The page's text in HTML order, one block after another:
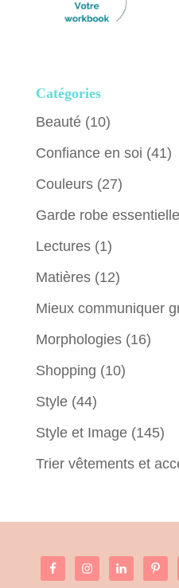
Catégories
Beauté(10)
Confiance en soi (41)
Couleurs(27)
Garde robe essentielle
Lectures(1)
Matières(12)
Mieux communiquer
Morphologies(16)
Shopping (10)
Style(44)
Style et Image(145)
Trier vêtements et